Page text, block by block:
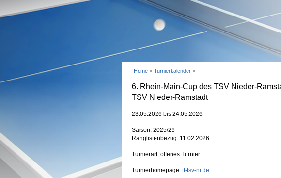
Home > Turnierkalender >
6. Rhein-Main-Cup des TSV Nieder-
TSV Nieder-Ramstadt
23.05.2026 bis 24.05.2026
Saison: 2025/26
Ranglistenbezug: 11.02.2026
Turnierart: offenes Turnier
Turnierhomepage: tt-tsv-nr.de